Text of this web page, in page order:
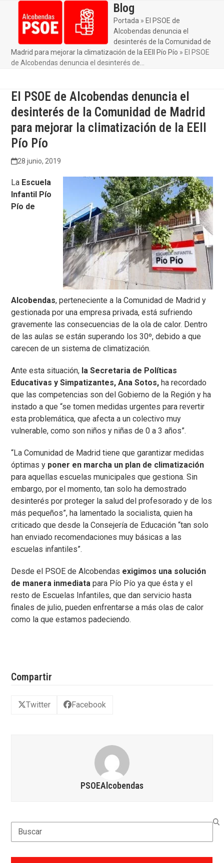
contentmobile
menu
mobile
menu
Blog
Portada » El PSOE de
Alcobendas denuncia el
desinterés de la Comunidad de
Madrid para mejorar la climatización de la EEII Pío Pío » El PSOE
de Alcobendas denuncia el desinterés de…
El PSOE de Alcobendas denuncia el
desinterés de la Comunidad de Madrid
para mejorar la climatización de la EEII
Pío Pío
28 junio, 2019
La Escuela
Infantil Pío
Pío de
Alcobendas, perteneciente a la Comunidad de Madrid y
gestionada por una empresa privada, está sufriendo
gravemente las consecuencias de la ola de calor. Dentro
de las aulas se están superando los 30º, debido a que
carecen de un sistema de climatización.
Ante esta situación, la Secretaria de Políticas
Educativas y Simpatizantes, Ana Sotos, ha recordado
que las competencias son del Gobierno de la Región y ha
instado a que “se tomen medidas urgentes para revertir
esta problemática, que afecta a un colectivo muy
vulnerable, como son niños y niñas de 0 a 3 años”.
“La Comunidad de Madrid tiene que garantizar medidas
óptimas y poner en marcha un plan de climatización
para aquellas escuelas municipales que gestiona. Sin
embargo, por el momento, tan solo ha demostrado
desinterés por proteger la salud del profesorado y de los
más pequeños”, ha lamentado la socialista, quien ha
criticado que desde la Consejería de Educación “tan solo
han enviado recomendaciones muy básicas a las
escuelas infantiles”.
Desde el PSOE de Alcobendas exigimos una solución
de manera inmediata para Pío Pío ya que ésta y el
resto de Escuelas Infantiles, que dan servicio hasta
finales de julio, pueden enfrentarse a más olas de calor
como la que estamos padeciendo.
Compartir
Twitter Facebook
PSOEAlcobendas
Search